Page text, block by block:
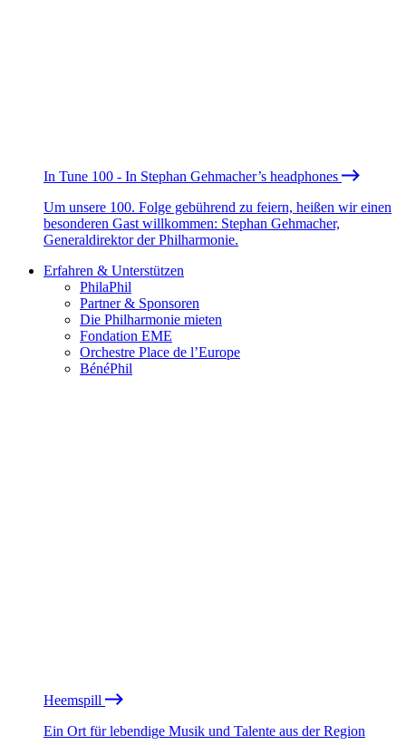
In Tune 100 - In Stephan Gehmacher’s headphones
Um unsere 100. Folge gebührend zu feiern, heißen wir einen
besonderen Gast willkommen: Stephan Gehmacher,
Generaldirektor der Philharmonie.
Erfahren & Unterstützen
PhilaPhil
Partner & Sponsoren
Die Philharmonie mieten
Fondation EME
Orchestre Place de l’Europe
BénéPhil
Heemspill
Ein Ort für lebendige Musik und Talente aus der Region